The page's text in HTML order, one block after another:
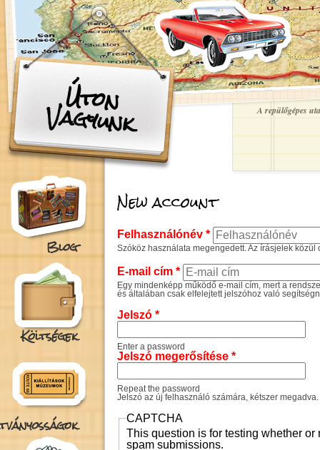
Ugrás a tartalomra
Úton
Vagyunk A repülőgépes
Blog
Költségek
New account
Felhasználónév *
Szóköz használata megengedett. Az írásjelek
E-mail cím *
Egy mindenképp működő e-mail cím, mert a
és általában csak elfelejtett jelszóhoz való
Jelszó *
Enter a password
Jelszó megerősítése *
Repeat the password
Jelszó az új felhasználó számára, kétszer megadva.
CAPTCHA
This question is for testing whether
spam submissions.